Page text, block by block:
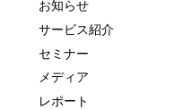
お知らせ
サービス紹介
セミナー
メディア
レポート